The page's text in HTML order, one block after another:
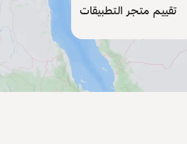
تقييم متجر التطبيقات